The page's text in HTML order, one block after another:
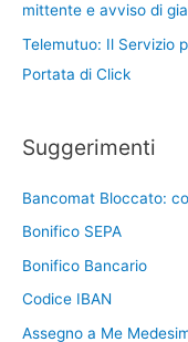
mittente e avviso di
Telemutuo: Il Servizio
Portata di Click
Suggerimenti
Bancomat Bloccato:
Bonifico SEPA
Bonifico Bancario
Codice IBAN
Assegno a Me